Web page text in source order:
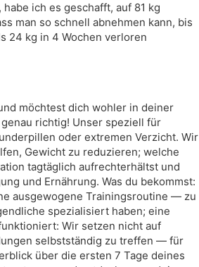
ich es geschafft, auf 81 kg
man so schnell abnehmen kann, bis
24 kg in 4 Wochen verloren
möchtest dich wohler in deiner
richtig! Unser speziell für
oder extremen Verzicht. Wir
Gewicht zu reduzieren; welche
tagtäglich aufrechterhältst und
und Ernährung. Was du bekommst:
ausgewogene Trainingsroutine — zu
spezialisiert haben; eine
Wir setzen nicht auf
selbstständig zu treffen — für
über die ersten 7 Tage deines